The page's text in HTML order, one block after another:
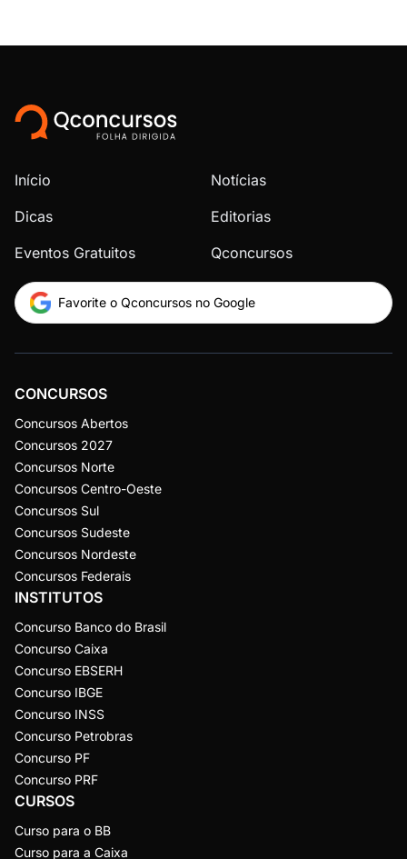
Início
Notícias
Dicas
Editorias
Eventos Gratuitos
Qconcursos
Favorite o Qconcursos no Google
CONCURSOS
Concursos Abertos
Concursos 2027
Concursos Norte
Concursos Centro-Oeste
Concursos Sul
Concursos Sudeste
Concursos Nordeste
Concursos Federais
INSTITUTOS
Concurso Banco do Brasil
Concurso Caixa
Concurso EBSERH
Concurso IBGE
Concurso INSS
Concurso Petrobras
Concurso PF
Concurso PRF
CURSOS
Curso para o BB
Curso para a Caixa